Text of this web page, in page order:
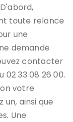
toute relance
une
demande
contacter
33 08 26 00.
votre
un, ainsi que
Une